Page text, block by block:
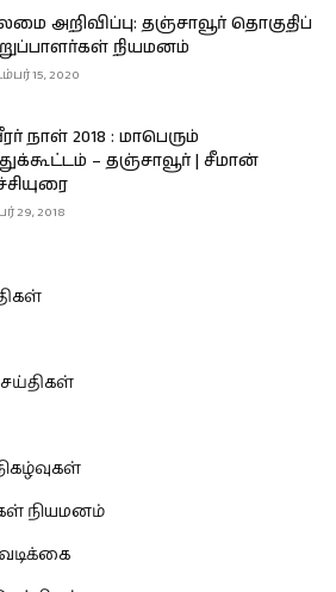
அறிவிப்பு: தஞ்சாவூர் தொகுதிப்
நியமனம்
15, 2020
நாள் 2018 : மாபெரும்
– தஞ்சாவூர் | சீமான்
29, 2018
நியமனம்